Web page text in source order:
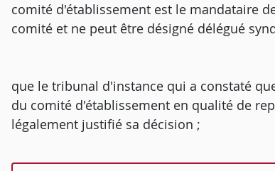
comité d'établissement est le mandataire
comité et ne peut être désigné délégué
que le tribunal d'instance qui a constaté
du comité d'établissement en qualité de
légalement justifié sa décision ;